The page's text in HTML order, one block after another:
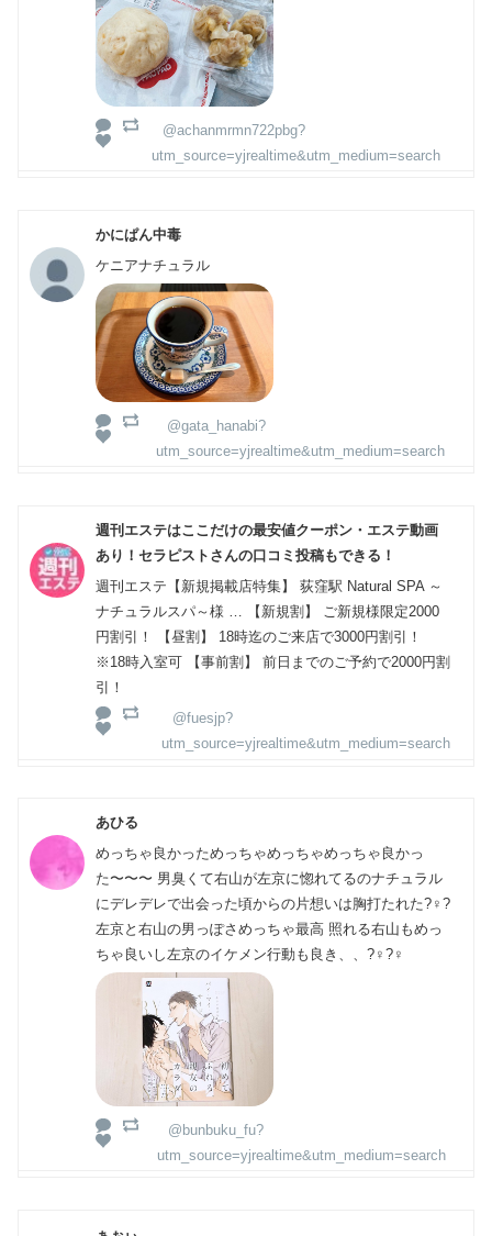
@achanmrmn722pbg?
utm_source=yjrealtime&utm_medium=search
かにぱん中毒
ケニアナチュラル
@gata_hanabi?
utm_source=yjrealtime&utm_medium=search
週刊エステはここだけの最安値クーポン・エステ動画
あり！セラピストさんの口コミ投稿もできる！
週刊エステ【新規掲載店特集】 荻窪駅 Natural SPA ～
ナチュラルスパ～様 … 【新規割】 ご新規様限定2000
円割引！ 【昼割】 18時迄のご来店で3000円割引！
※18時入室可 【事前割】 前日までのご予約で2000円割
引！
@fuesjp?
utm_source=yjrealtime&utm_medium=search
あひる
めっちゃ良かっためっちゃめっちゃめっちゃ良かっ
た〜〜〜 男臭くて右山が左京に惚れてるのナチュラル
にデレデレで出会った頃からの片想いは胸打たれた?‍♀️?
左京と右山の男っぽさめっちゃ最高 照れる右山もめっ
ちゃ良いし左京のイケメン行動も良き、、?‍♀️?‍♀️
@bunbuku_fu?
utm_source=yjrealtime&utm_medium=search